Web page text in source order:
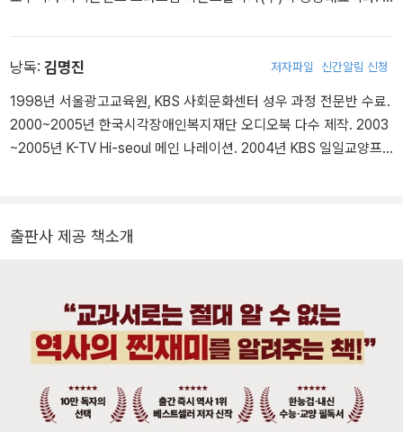
차세대 역사 스토리텔러로 주목받고 있다. 《요즘 10대를 위한 최소한
의 한국사》에서는 한반도 역사의 흐름이 통째로 머릿속에 입력되도
록 핵심적인 장면만 쏙쏙 골라 한 권에 담았다. 고조선부터 대한제국
까지, 우리 역사의 흥망성쇠를 따라가다 보면 오늘날을 살아가기 위
버리고, 그 이면에 숨겨진 지독한 계급과 구조의 차이를 직시해야 한
다고 역설한다. 서로를 향한 날 선 칼부림 대신 “어떤 가혹한 시대를
살아남았느냐”는 화해의 질문을 건네며 우리 사회의 깨진 사다리를
다시 잇고자 한다. 현재 역사 예능 유튜브 〈역사의재원쌤〉에서 국사학
과 제자들과 함께 일상 속의 역사를 탐구하며 대중과 호흡하고 있다.
〈모던인물사 미스터리〉, 유튜브 〈공부왕찐천재 홍진경〉, 〈엠장기획〉,
서로는 《세상에서 가장 짧은 한국사》, 《4·19 혁명을 묻는 십대에게》,
《울게 되는 한국사》, 《꿰뚫는 한국사》(공저), 《소비의 한국사》(공저)
등이 있다.
낭독: 김명진 저자파일 신간알림 신청
1998년 서울광고교육원, KBS 사회문화센터 성우 과정 전문반 수료.
2000~2005년 한국시각장애인복지재단 오디오북 다수 제작. 2003
~2005년 K-TV Hi-seoul 메인 나레이션. 2004년 KBS 일일교양프
및 서울시립미술관 <레오나르도 전>, <마리스칼 전>, <고흐, 샤갈,
마을 버스 정류장 노선 및 광고 녹음. 2016~현재 플라잉피그 제작 컨
텐츠 녹음 다수, 초등교육 컨텐츠 '아이스크림' 메인 나레이션, 캐릭터
녹음.
출판사 제공 책소개